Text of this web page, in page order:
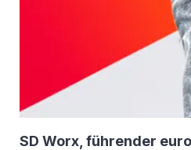
SD Worx, führender